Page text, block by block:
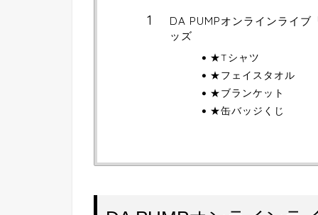
DA PUMPオンラインライブ
ッズ
★Tシャツ
★フェイスタオル
★ブランケット
★缶バッジくじ